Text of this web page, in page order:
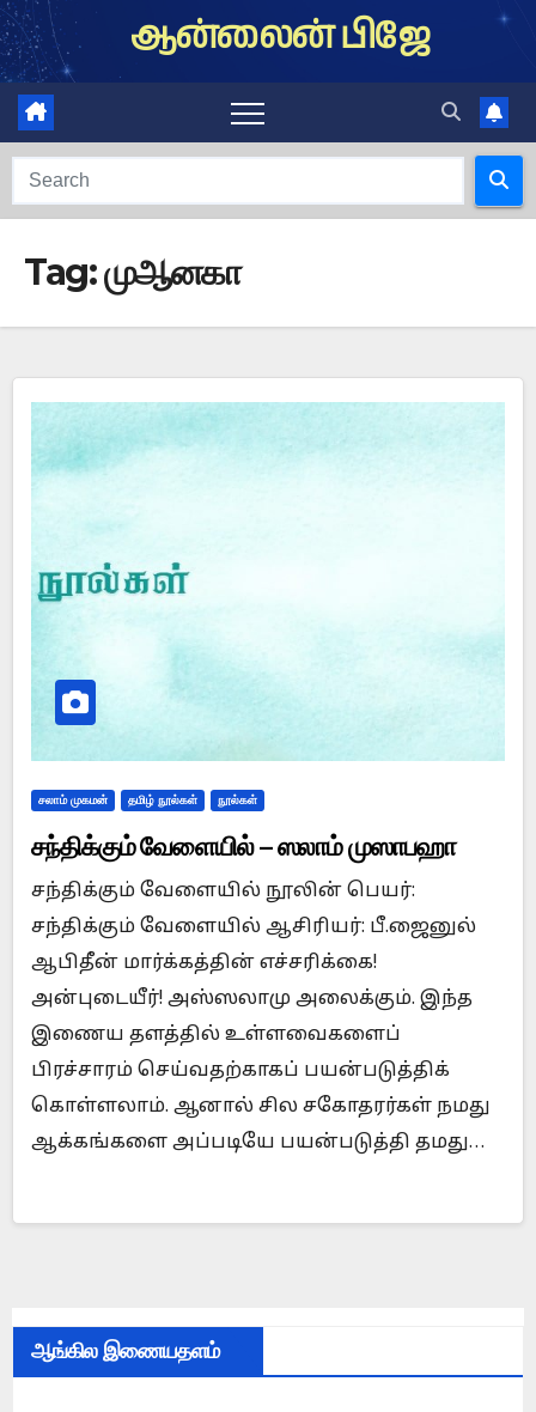
Skip
to
content
ஆன்லைன் பிஜே
Tag:முஆனகா
சலாம் முகமன் தமிழ் நூல்கள் நூல்கள்
சந்திக்கும் வேளையில் – ஸலாம் முஸாபஹா
சந்திக்கும் வேளையில் நூலின் பெயர்:
சந்திக்கும் வேளையில் ஆசிரியர்: பீ.ஜைனுல்
ஆபிதீன் மார்க்கத்தின் எச்சரிக்கை!
அன்புடையீர்! அஸ்ஸலாமு அலைக்கும். இந்த
இணைய தளத்தில் உள்ளவைகளைப்
பிரச்சாரம் செய்வதற்காகப் பயன்படுத்திக்
கொள்ளலாம். ஆனால் சில சகோதரர்கள் நமது
ஆக்கங்களை அப்படியே பயன்படுத்தி தமது…
ஆங்கில இணையதளம்